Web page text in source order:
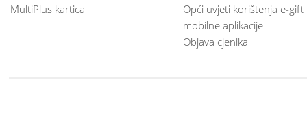
MultiPlus kartica
Opći uvjeti korištenja e-gift
mobilne aplikacije
Objava cjenika